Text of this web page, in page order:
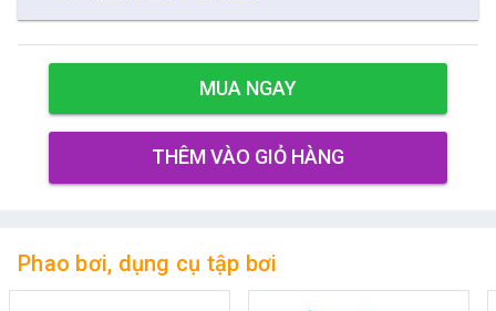
MUA NGAY
THÊM VÀO GIỎ HÀNG
Phao bơi, dụng cụ tập bơi